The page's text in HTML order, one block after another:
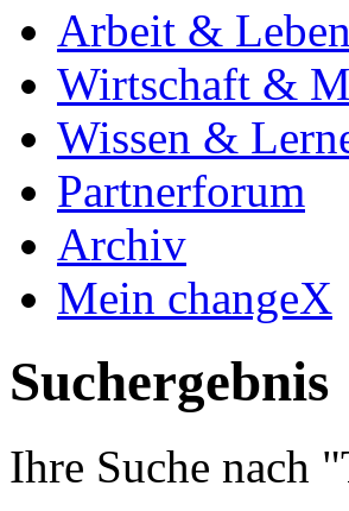
Arbeit & Leben
Wirtschaft &
Wissen &
Partnerforum
Archiv
Mein changeX
Suchergebnis
Ihre Suche nach "